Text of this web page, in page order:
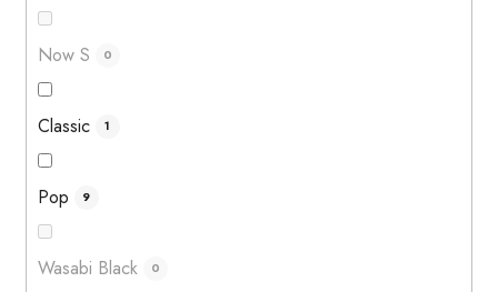
Now S 0
Classic 1
Pop 9
Wasabi Black 0